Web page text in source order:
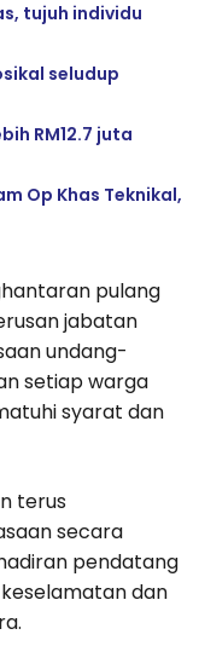
tujuh individu
seludup
RM12.7 juta
Op Khas Teknikal,
pulang
jabatan
undang-
setiap warga
syarat dan
terus
secara
pendatang
dan